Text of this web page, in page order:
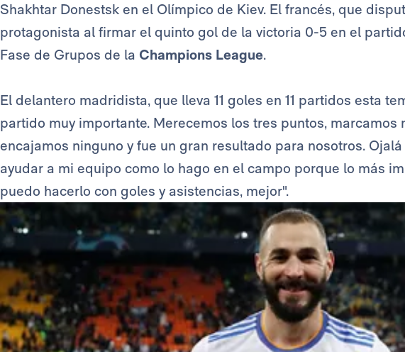
Shakhtar Donestsk en el Olímpico de Kiev. El francés, que
protagonista al firmar el quinto gol de la victoria 0-5 en el
Fase de Grupos de la Champions League.
El delantero madridista, que lleva 11 goles en 11 partidos esta
partido muy importante. Merecemos los tres puntos, marcamos
encajamos ninguno y fue un gran resultado para nosotros.
ayudar a mi equipo como lo hago en el campo porque lo más
puedo hacerlo con goles y asistencias, mejor".